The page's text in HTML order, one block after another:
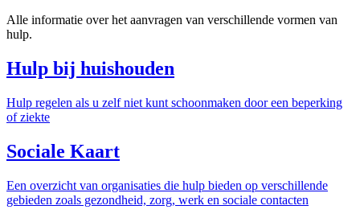
Alle informatie over het aanvragen van verschillende vormen van
hulp.
Hulp bij huishouden
Hulp regelen als u zelf niet kunt schoonmaken door een beperking
of ziekte
Sociale Kaart
Een overzicht van organisaties die hulp bieden op verschillende
gebieden zoals gezondheid, zorg, werk en sociale contacten